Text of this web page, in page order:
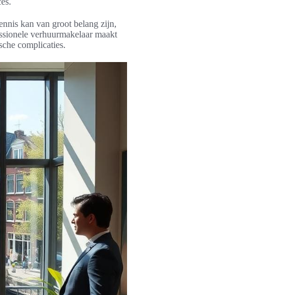
kan van groot belang zijn,
verhuurmakelaar maakt
complicaties.